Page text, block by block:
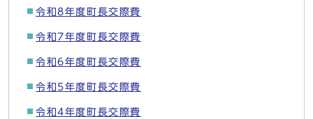
令和8年度町長交際費
令和7年度町長交際費
令和6年度町長交際費
令和5年度町長交際費
令和4年度町長交際費